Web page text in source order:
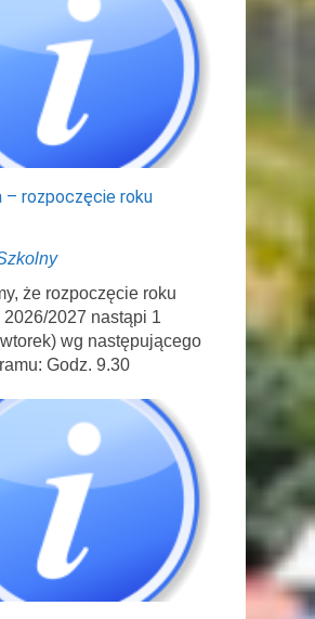
– rozpoczęcie roku
że rozpoczęcie roku
2027 nastąpi 1
wg następującego
Godz. 9.30